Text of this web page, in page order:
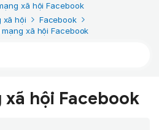
xã hội Facebook
xã hội
Facebook
mạng xã hội Facebook
hội Facebook